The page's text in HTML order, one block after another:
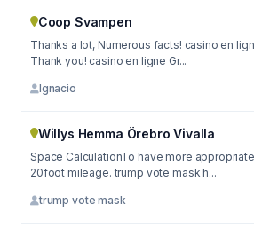
Coop Svampen
Thanks a lot, Numerous facts! casino en
Thank you! casino en ligne Gr...
Ignacio
Willys Hemma Örebro Vivalla
Space CalculationTo have more
20foot mileage. trump vote mask h...
trump vote mask